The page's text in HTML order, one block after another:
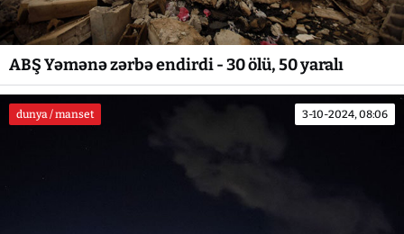
ABŞ Yəmənə zərbə endirdi - 30 ölü, 50 yaralı
dunya / manset 3-10-2024, 08:06